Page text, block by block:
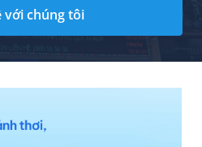
với chúng tôi